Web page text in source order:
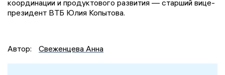
координации и продуктового развития — старший вице-
президент ВТБ Юлия Копытова.
Автор: Свеженцева Анна